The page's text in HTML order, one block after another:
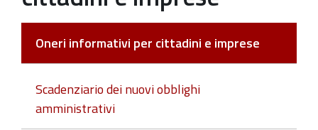
Oneri informativi per cittadini e imprese
Scadenziario dei nuovi obblighi
amministrativi